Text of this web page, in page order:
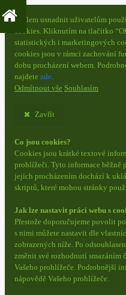
S cílem usnadnit uživatelům
cookies. Kliknutím na tlačítko
statistických i marketingových
cookies jsou v rámci zachování
dobu procházení webem.
najdete zde.
Odmítnout vše Souhlasím
Zavřít
Co jsou cookies?
Cookies jsou krátké textové
prohlížeči. Tyto informace běžně
jejich procházením dochází k
skriptů, které mohou stránky
Jak lze nastavit práci webu s
Přestože doporučujeme povolit
s nimi můžete nastavit dle
zobrazených níže. Po
změnit své rozhodnutí smazáním
Vašeho prohlížeče. Podrobnější
nápovědě Vašeho prohlížeče.